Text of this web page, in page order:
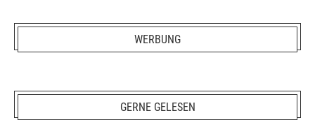
WERBUNG
GERNE GELESEN